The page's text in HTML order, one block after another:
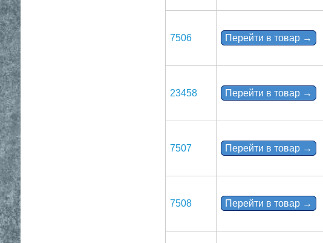
7506 Перейти в товар →
23458 Перейти в товар →
7507 Перейти в товар →
7508 Перейти в товар →